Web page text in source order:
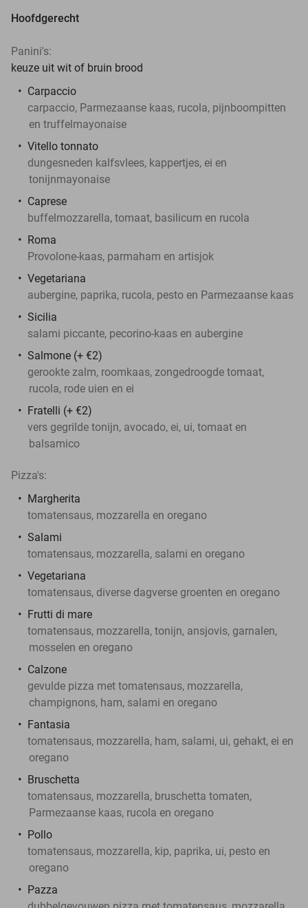
Hoofdgerecht
Panini's:
keuze uit wit of bruin brood
Carpaccio
carpaccio, Parmezaanse kaas, rucola, pijnboompitten
en truffelmayonaise
Vitello tonnato
dungesneden kalfsvlees, kappertjes, ei en
tonijnmayonaise
Caprese
buffelmozzarella, tomaat, basilicum en rucola
Roma
Provolone-kaas, parmaham en artisjok
Vegetariana
aubergine, paprika, rucola, pesto en Parmezaanse kaas
Sicilia
salami piccante, pecorino-kaas en aubergine
Salmone (+ €2)
gerookte zalm, roomkaas, zongedroogde tomaat,
rucola, rode uien en ei
Fratelli (+ €2)
vers gegrilde tonijn, avocado, ei, ui, tomaat en
balsamico
Pizza's:
Margherita
tomatensaus, mozzarella en oregano
Salami
tomatensaus, mozzarella, salami en oregano
Vegetariana
tomatensaus, diverse dagverse groenten en oregano
Frutti di mare
tomatensaus, mozzarella, tonijn, ansjovis, garnalen,
mosselen en oregano
Calzone
gevulde pizza met tomatensaus, mozzarella,
champignons, ham, salami en oregano
Fantasia
tomatensaus, mozzarella, ham, salami, ui, gehakt, ei en
oregano
Bruschetta
tomatensaus, mozzarella, bruschetta tomaten,
Parmezaanse kaas, rucola en oregano
Pollo
tomatensaus, mozzarella, kip, paprika, ui, pesto en
oregano
Pazza